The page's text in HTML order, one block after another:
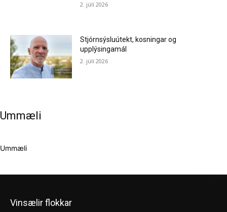
2. júlí 2026
Stjórnsýsluútekt, kosningar og
upplýsingamál
2. júlí 2026
Ummæli
Ummæli
Vinsælir flokkar